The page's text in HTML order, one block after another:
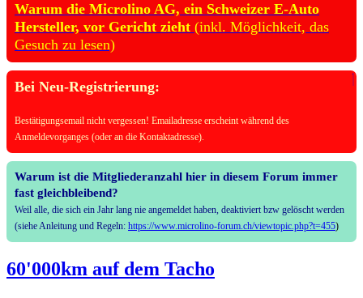
Warum die Microlino AG, ein Schweizer E-Auto
Hersteller, vor Gericht zieht (inkl. Möglichkeit, das
Gesuch zu lesen)
Bei Neu-Registrierung:
Bestätigungsemail nicht vergessen! Emailadresse erscheint während des
Anmeldevorganges (oder an die Kontaktadresse).
Warum ist die Mitgliederanzahl hier in diesem Forum immer
fast gleichbleibend?
Weil alle, die sich ein Jahr lang nie angemeldet haben, deaktiviert bzw gelöscht werden
(siehe Anleitung und Regeln: https://www.microlino-forum.ch/viewtopic.php?t=455)
60'000km auf dem Tacho